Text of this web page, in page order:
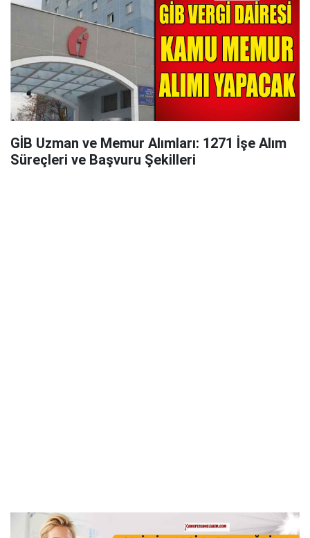
GİB Uzman ve Memur Alımları: 1271 İşe Alım
Süreçleri ve Başvuru Şekilleri